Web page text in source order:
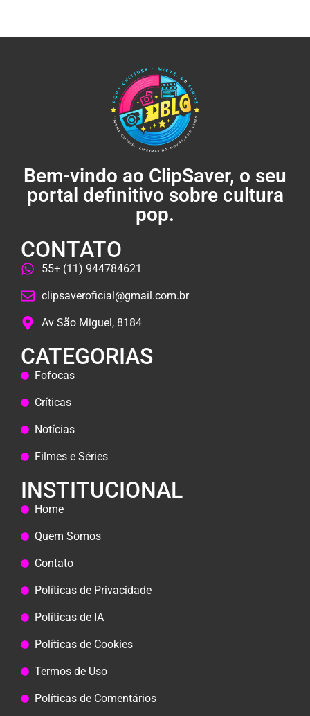
Bem-vindo ao ClipSaver, o seu
portal definitivo sobre cultura
pop.
CONTATO
55+ (11) 944784621
clipsaveroficial@gmail.com.br
Av São Miguel, 8184
CATEGORIAS
Fofocas
Críticas
Notícias
Filmes e Séries
INSTITUCIONAL
Home
Quem Somos
Contato
Políticas de Privacidade
Políticas de IA
Políticas de Cookies
Termos de Uso
Políticas de Comentários